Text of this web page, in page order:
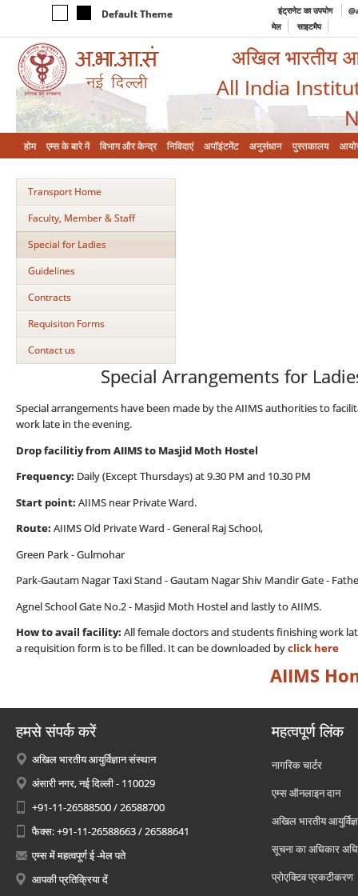
Default Theme इंट्रानेट का उपयोग
मेल
साइटमैप
अखिल भारतीय
All India
होम एम्‍स के बारे में विभाग और केन्‍द्र निविदाएं अपॉइंटमेंट अनुसंधान पुस्तकालय
Transport Home
Faculty, Member & Staff
Special for Ladies
Guidelines
Contracts
Requisiton Forms
Contact us
Special Arrangements for
Special arrangements have been made by the AIIMS authorities to
work late in the evening.
Drop facilitiy from AIIMS to Masjid Moth Hostel
Frequency: Daily (Except Thursdays) at 9.30 PM and 10.30 PM
Start point: AIIMS near Private Ward.
Route: AIIMS Old Private Ward - General Raj School,
Green Park - Gulmohar
Park-Gautam Nagar Taxi Stand - Gautam Nagar Shiv Mandir Gate -
Agnel School Gate No.2 - Masjid Moth Hostel and lastly to AIIMS.
How to avail facility: All female doctors and students finishing work
a requisition form is to be filled. It can be downloaded byclick here
AIIMS
हमसे संपर्क करें
अखिल भारतीय आयुर्विज्ञान संस्थान
अंसारी नगर, नई दिल्ली - 110029
+91-11-26588500 / 26588700
फैक्स: +91-11-26588663 / 26588641
एम्स में महत्वपूर्ण ई -मेल पते
आपकी प्रतिक्रिया दें
महत्वपूर्ण लिंक
नागरिक चार्टर
एम्स ऑनलाइन दान
अखिल भारतीय
सूचना का अधिकार
प्रोएक्टिव प्रकटीकरण